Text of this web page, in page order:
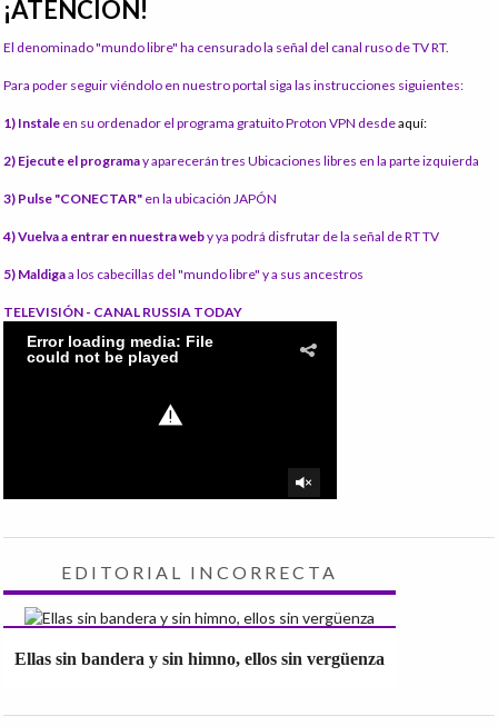
¡ATENCIÓN!
El denominado "mundo libre" ha censurado la señal del canal ruso de TV RT.
Para poder seguir viéndolo en nuestro portal siga las instrucciones siguientes:
1) Instale en su ordenador el programa gratuito Proton VPN desdeaquí:
2) Ejecute el programay aparecerán tres Ubicaciones libres en la parte izquierda
3) Pulse "CONECTAR" en la ubicación JAPÓN
4) Vuelva a entrar en nuestra weby ya podrá disfrutar de la señal de RT TV
5) Maldigaa los cabecillas del "mundo libre" y a sus ancestros
TELEVISIÓN - CANAL RUSSIA TODAY
EDITORIAL INCORRECTA
Ellas sin bandera y sin himno, ellos sin vergüenza